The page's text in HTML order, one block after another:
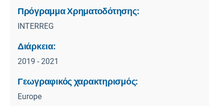
Πρόγραμμα Χρηματοδότησης:
INTERREG
Διάρκεια:
2019 - 2021
Γεωγραφικός χαρακτηρισμός:
Europe